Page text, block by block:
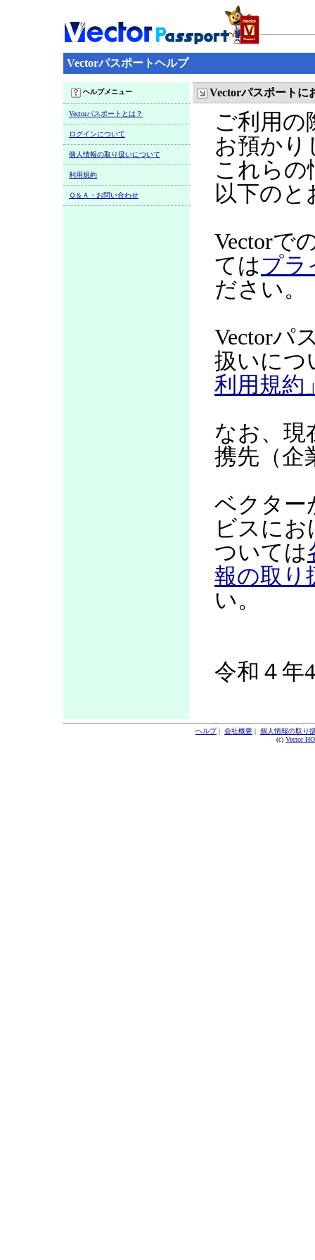
Vectorパスポートヘルプ
ヘルプメニュー
Vectorパスポートとは？
ログインについて
個人情報の取り扱いについて
利用規約
Ｑ＆Ａ・お問い合わせ
Vectorパスポートに
ご利用の
お預かり
これらの
以下のと
Vectorで
てはプラ
ださい。
Vectorパ
扱いにつ
利用規約
なお、現
携先（企
ベクター
ビスに
ついては
報の取り
い。
令和４年
ヘルプ| 会社概要 | 個人情報の取り
(c) Vector